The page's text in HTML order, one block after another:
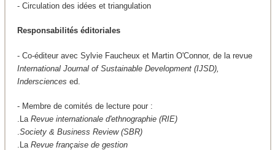
- Circulation des idées et triangulation
Responsabilités éditoriales
- Co-éditeur avec Sylvie Faucheux et Martin O'Connor, de la revue
International Journal of Sustainable Development (IJSD),
Indersciences ed.
- Membre de comités de lecture pour :
.La Revue internationale d'ethnographie (RIE)
.Society & Business Review (SBR)
.La Revue française de gestion